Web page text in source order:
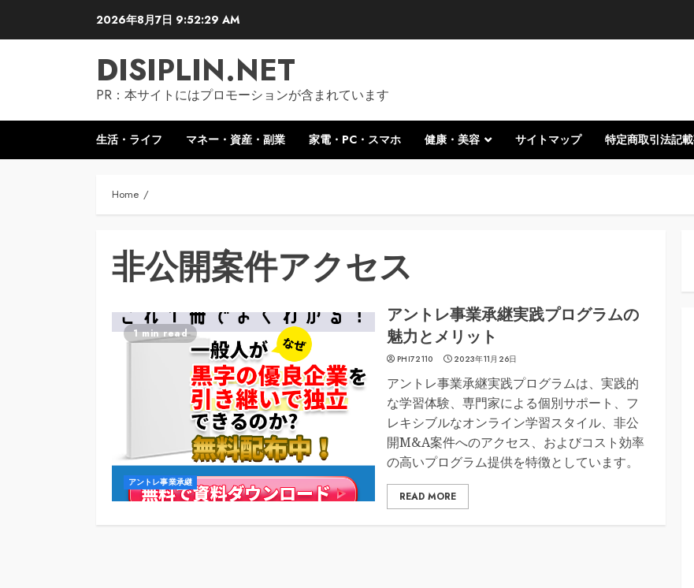
2026年8月7日 9:52:30 AM
DISIPLIN.NET
PR：本サイトにはプロモーションが含まれています
生活・ライフ マネー・資産・副業 家電・PC・スマホ 健康・美容 サイトマップ 特定商取引法記
Home
非公開案件アクセス
1 min read
アントレ事業承継
アントレ事業承継実践プログラムの
魅力とメリット
PHI72110 2023年11月26日
アントレ事業承継実践プログラムは、実践的
な学習体験、専門家による個別サポート、フ
レキシブルなオンライン学習スタイル、非公
開M&A案件へのアクセス、およびコスト効率
の高いプログラム提供を特徴としています。
READ MORE